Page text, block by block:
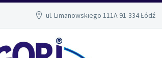
ul. Limanowskiego 111A 91-334 Łódź